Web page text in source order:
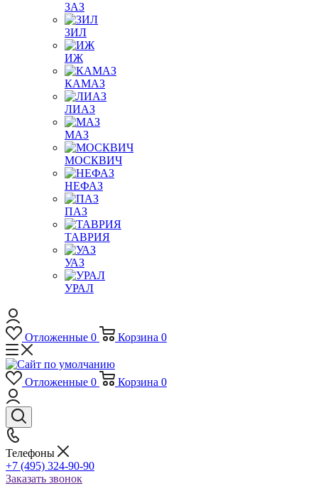
ЗАЗ
ЗИЛ
ИЖ
КАМАЗ
ЛИАЗ
МАЗ
МОСКВИЧ
НЕФАЗ
ПАЗ
ТАВРИЯ
УАЗ
УРАЛ
Отложенные 0 Корзина 0
Отложенные 0 Корзина 0
Телефоны
+7 (495) 324-90-90
Заказать звонок